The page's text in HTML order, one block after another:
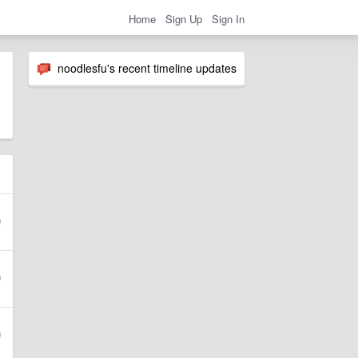
Home Sign Up Sign In
noodlesfu's recent timeline updates